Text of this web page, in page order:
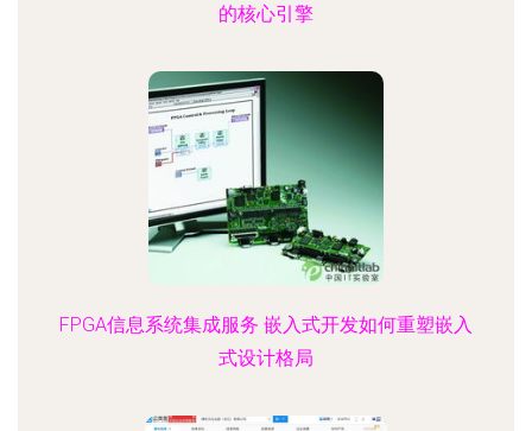
的核心引擎
FPGA信息系统集成服务 嵌入式开发如何重塑嵌入
式设计格局